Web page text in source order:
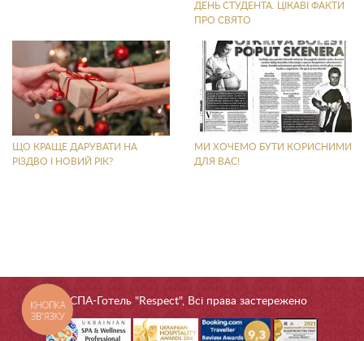
ДЕНЬ СТУДЕНТА. ЦІКАВІ ФАКТИ
ПРО СВЯТО
ЩО КРАЩЕ ДАРУВАТИ НА
РІЗДВО І НОВИЙ РІК?
МИ ХОЧЕМО БУТИ КОРИСНИМИ
ДЛЯ ВАС!
© СПА-Готель "Respect", Всі права застережено
КНОПКА
ЗВ'ЯЗКУ